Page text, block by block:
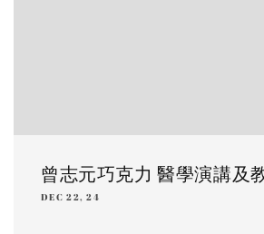
曾志元巧克力 醫學演講及
DEC 22, 24